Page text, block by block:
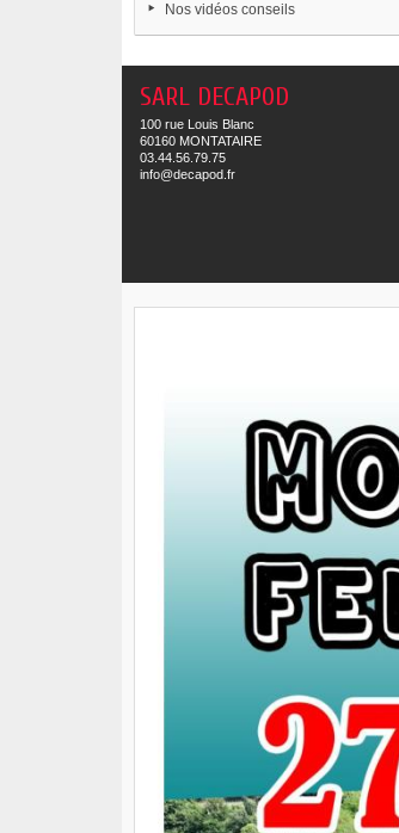
Nos vidéos conseils
SARL DECAPOD
100 rue Louis Blanc
60160 MONTATAIRE
03.44.56.79.75
info@decapod.fr